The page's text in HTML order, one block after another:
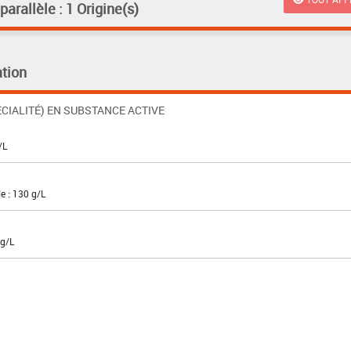
: 1 Origine(s)
EN SUBSTANCE ACTIVE
: 130 g/L
L